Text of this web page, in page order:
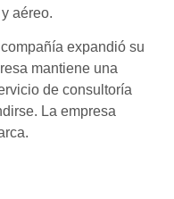
aéreo.
expandió su
mantiene una
de consultoría
La empresa